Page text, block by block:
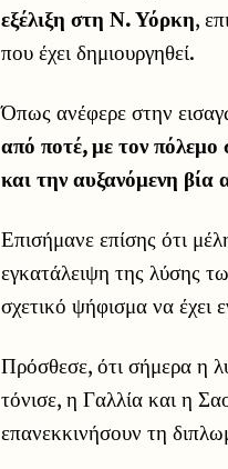
εξέλιξη στη Ν. Υόρκη,
που έχει δημιουργηθεί.
Όπως ανέφερε στην
από ποτέ, με τον
και την αυξανόμενη βία
Επισήμανε επίσης ότι
εγκατάλειψη της λύσης
σχετικό ψήφισμα να
Πρόσθεσε, ότι σήμερα η
τόνισε, η Γαλλία και η
επανεκκινήσουν τη